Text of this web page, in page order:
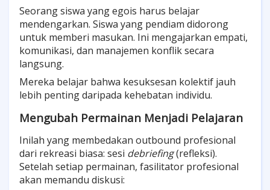
Seorang siswa yang egois harus belajar
mendengarkan. Siswa yang pendiam didorong
untuk memberi masukan. Ini mengajarkan empati,
komunikasi, dan manajemen konflik secara
langsung.
Mereka belajar bahwa kesuksesan kolektif jauh
lebih penting daripada kehebatan individu.
Mengubah Permainan Menjadi Pelajaran
Inilah yang membedakan outbound profesional
dari rekreasi biasa: sesi debriefing(refleksi).
Setelah setiap permainan, fasilitator profesional
akan memandu diskusi: